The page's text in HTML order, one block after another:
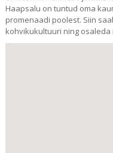
Haapsalu on tuntud oma
promenaadi poolest. Siin
kohvikukultuuri ning